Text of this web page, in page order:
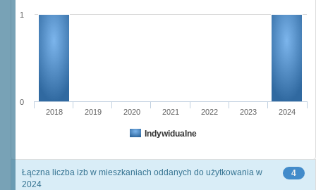
Indywidualne
2018 2019 2020 2021 2022 2023 2024
0
1
4
Łączna liczba izb w mieszkaniach oddanych do użytkowania w
2024